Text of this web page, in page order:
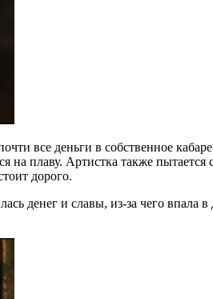
все деньги в собственное
на плаву. Артистка также пытается
дорого.
денег и славы, из-за чего впала